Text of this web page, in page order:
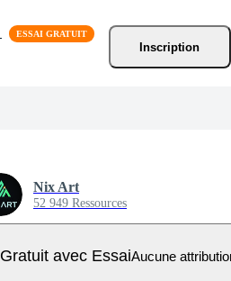
Inscription
Nix Art
52 949 Ressources
Gratuit avec EssaiAucune